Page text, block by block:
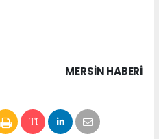
MERSIN HABERİ